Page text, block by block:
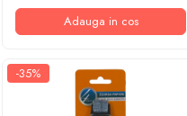
Adauga in cos
-35%